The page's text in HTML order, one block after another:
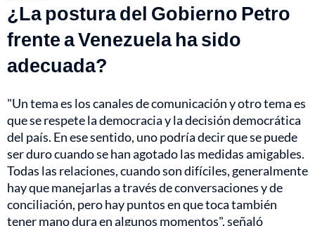
¿La postura del Gobierno Petro
frente a Venezuela ha sido
adecuada?
"Un tema es los canales de comunicación y otro tema es
que se respete la democracia y la decisión democrática
del país. En ese sentido, uno podría decir que se puede
ser duro cuando se han agotado las medidas amigables.
Todas las relaciones, cuando son difíciles, generalmente
hay que manejarlas a través de conversaciones y de
conciliación, pero hay puntos en que toca también
tener mano dura en algunos momentos", señaló